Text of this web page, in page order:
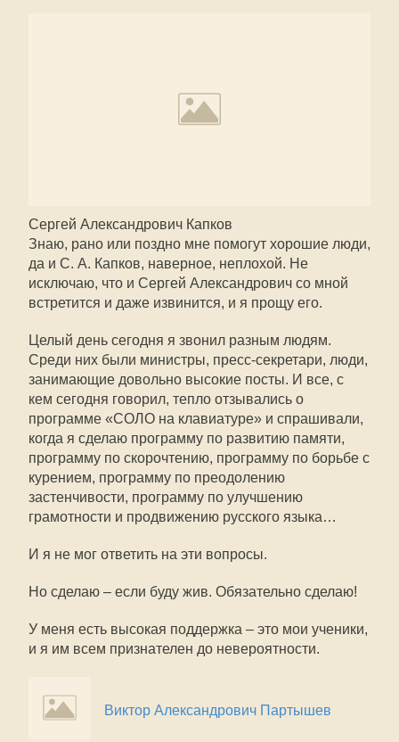
Сергей Александрович Капков
Знаю, рано или поздно мне помогут хорошие люди,
да и С. А. Капков, наверное, неплохой. Не
исключаю, что и Сергей Александрович со мной
встретится и даже извинится, и я прощу его.
Целый день сегодня я звонил разным людям.
Среди них были министры, пресс-секретари, люди,
занимающие довольно высокие посты. И все, с
кем сегодня говорил, тепло отзывались о
программе «СОЛО на клавиатуре» и спрашивали,
когда я сделаю программу по развитию памяти,
программу по скорочтению, программу по борьбе с
курением, программу по преодолению
застенчивости, программу по улучшению
грамотности и продвижению русского языка…
И я не мог ответить на эти вопросы.
Но сделаю – если буду жив. Обязательно сделаю!
У меня есть высокая поддержка – это мои ученики,
и я им всем признателен до невероятности.
Виктор Aлександрович Партышев